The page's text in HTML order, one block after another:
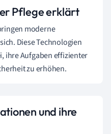
Pflege erklärt
moderne
Diese Technologien
ihre Aufgaben effizienter
zu erhöhen.
und ihre